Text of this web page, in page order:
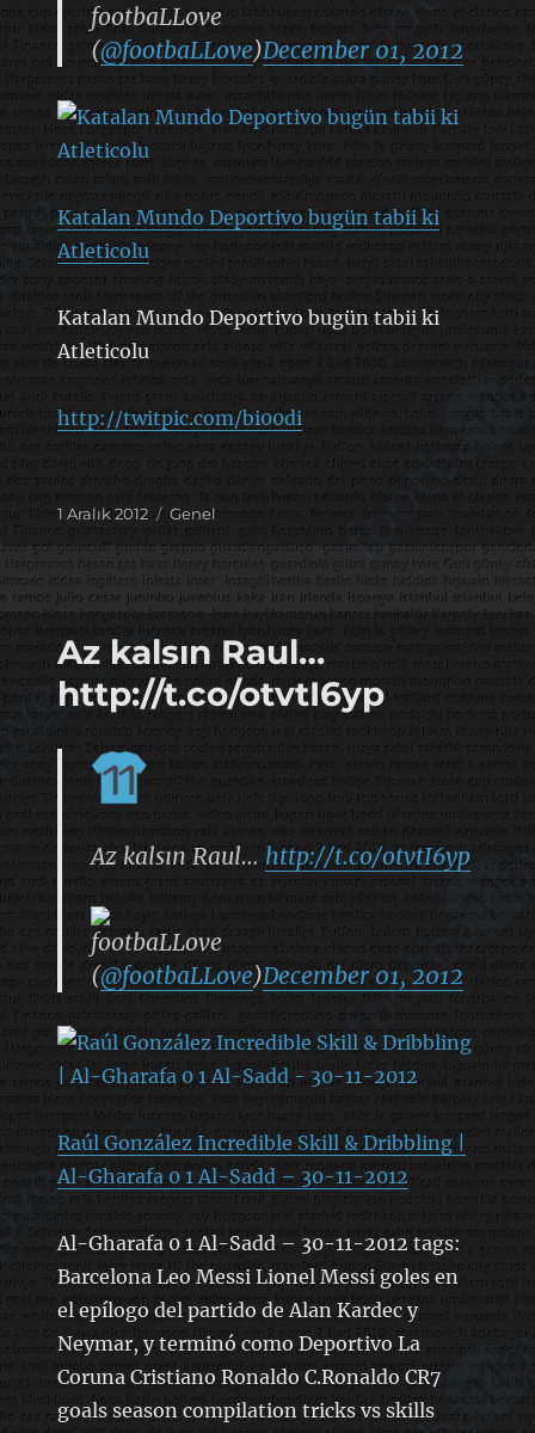
footbaLLove
(@footbaLLove)December 01, 2012
Katalan Mundo Deportivo bugün tabii ki
Atleticolu
Katalan Mundo Deportivo bugün tabii ki
Atleticolu
http://twitpic.com/bi00di
Yayın
1 Aralık 2012 Kategoriler
Genel
Az kalsın Raul…
http://t.co/otvtI6yp
Az kalsın Raul… http://t.co/otvtI6yp
footbaLLove
(@footbaLLove)December 01, 2012
Raúl González Incredible Skill & Dribbling |
Al-Gharafa 0 1 Al-Sadd – 30-11-2012
Al-Gharafa 0 1 Al-Sadd – 30-11-2012 tags:
Barcelona Leo Messi Lionel Messi goles en
el epílogo del partido de Alan Kardec y
Neymar, y terminó como Deportivo La
Coruna Cristiano Ronaldo C.Ronaldo CR7
goals season compilation tricks vs skills